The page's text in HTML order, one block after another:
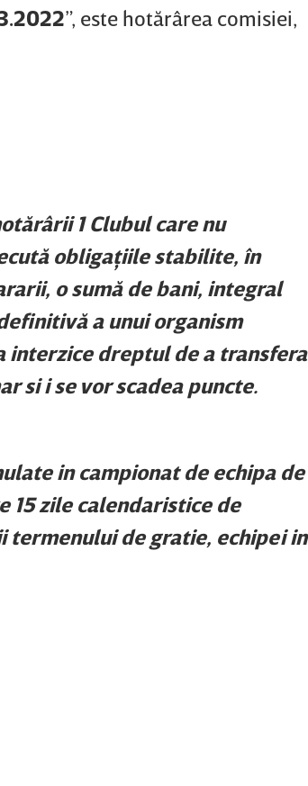
”, este hotărârea comisiei,
1 Clubul care nu
obligaţiile stabilite, în
o sumă de bani, integral
a unui organism
interzice dreptul de a transfera
si i se vor scadea puncte.
in campionat de echipa de
15 zile calendaristice de
de gratie, echipei in